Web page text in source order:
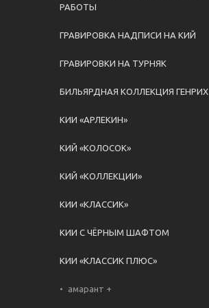
РАБОТЫ
ГРАВИРОВКА НАДПИСИ НА КИЙ
ГРАВИРОВКИ НА ТУРНЯК
БИЛЬЯРДНАЯ КОЛЛЕКЦИЯ ГЕНРИХ
КИИ «АРЛЕКИН»
КИЙ «КОЛОСОК»
КИЙ «КОЛЛЕКЦИИ»
КИИ «КЛАССИК»
КИИ С ЧЁРНЫМ ШАФТОМ
КИИ «КЛАССИК ПЛЮС»
амарант +